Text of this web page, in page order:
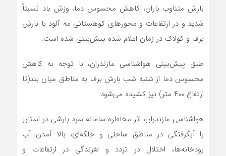
بارش متناوب باران، کاهش محسوس دما، وزش باد نسبتاً
شدید و در ارتفاعات و محورهای کوهستانی مه آلود با بارش
برف و کولاک در زمان اعلام شده پیش‌بینی شده است.
طبق پیش‌بینی هواشناسی مازندران، با توجه به کاهش
محسوس دما از شنبه شب بارش برف به مناطق میان بند(تا
ارتفاع ۴۰۰ متر) نیز کشیده می‌شود.
هواشناسی مازندران، اثر مخاطره سامانه سرد بارشی در استان
را آبگرفتگی در مناطق ساحلی و جلگه‌ای، بالا آمدن آب
رودخانه‌ها، اختلال در تردد و لغزندگی در ‌ارتفاعات و